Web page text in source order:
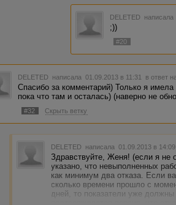
DELETED
;))
#20
DELETED написала 01.09.2013 в 11:31 в ответ
Спасибо за комментарий) Только я
пока что там и осталась) (наверно не
#32 Скрыть ветку
DELETED написала 01.09.2013 в
Здравствуйте, Женя! (если я
указано, что невыполненных
как минимум два отказа. Если
сколько времени прошло с
дней, то показатели уже